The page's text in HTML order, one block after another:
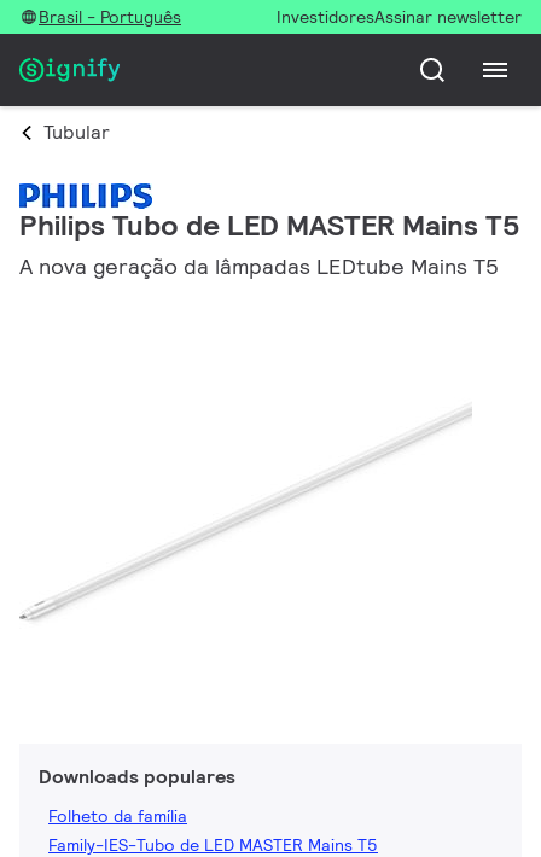
Brasil - Português InvestidoresAssinar newsletter
Tubular
Philips Tubo de LED MASTER Mains T5
A nova geração da lâmpadas LEDtube Mains T5
Downloads populares
Folheto da família
Family-IES-Tubo de LED MASTER Mains T5